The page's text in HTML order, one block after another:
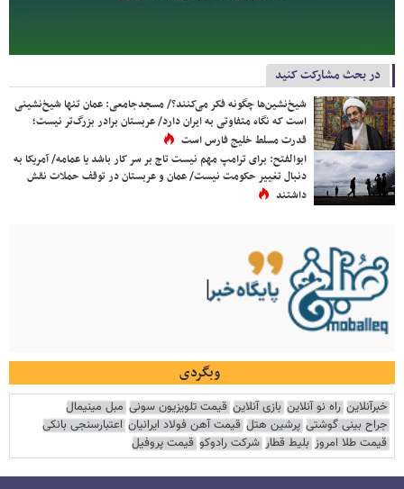
در بحث مشارکت کنید
شیخ‌نشین‌ها چگونه فکر می‌کنند؟/ مسجدجامعی: عمان تنها شیخ‌نشینی
است که نگاه متفاوتی به ایران دارد/ عربستان برادر بزرگ‌تر نیست؛
قدرت مسلط خلیج فارس است
ابوالفتح: برای ترامپ مهم نیست تاج بر سر کار باشد یا عمامه/ آمریکا به
دنبال تغییر حکومت نیست/ عمان و عربستان در توقف حملات نقش
داشتند
وبگردی
خبرآنلاین راه نو آنلاین بازی آنلاین قیمت تلویزیون سونی مبل مینیمال
جراح بینی گوشتی پرشین هتل قیمت آهن فولاد ایرانیان اعتبارسنجی بانکی
قیمت طلا امروز بلیط قطار شرکت رادوکو قیمت پروفیل